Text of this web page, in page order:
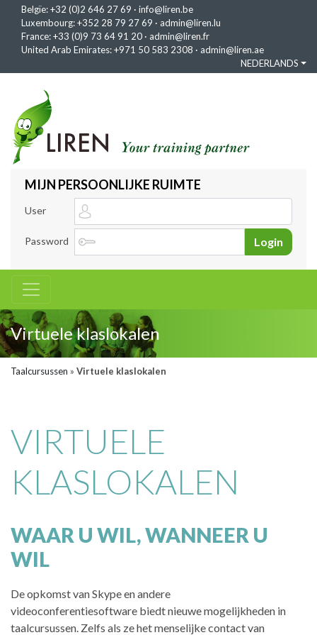
Belgïe:+32 (0)2 646 27 69 · info@liren.be
Luxembourg:+352 28 79 27 69 · admin@liren.lu
France:+33 (0)9 73 64 91 20 · admin@liren.fr
United Arab Emirates:+971 50 583 2308 · admin@liren.ae
NEDERLANDS
MIJN PERSOONLIJKE RUIMTE
User
Password Login
Virtuele klaslokalen
Taalcursussen » Virtuele klaslokalen
VIRTUELE
KLASLOKALEN
WAAR U WIL, WANNEER U
WIL
De opkomst van Skype en andere
videoconferentiesoftware biedt nieuwe mogelijkheden in
taalcursussen. Zelfs als ze het menselijke contact van